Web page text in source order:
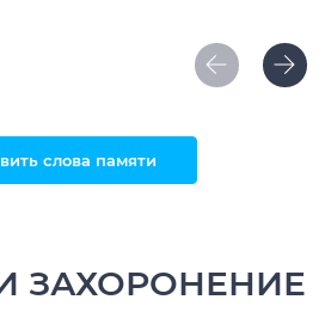
слова памяти
ЗАХОРОНЕНИЕ